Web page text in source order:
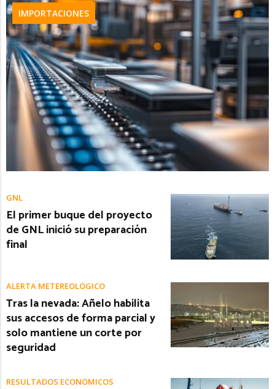
IMPORTACIONES
GNL
El primer buque del proyecto
de GNL inició su preparación
final
ALERTA METEREOLÓGICO
Tras la nevada: Añelo habilita
sus accesos de forma parcial y
solo mantiene un corte por
seguridad
RESULTADOS ECONÓMICOS